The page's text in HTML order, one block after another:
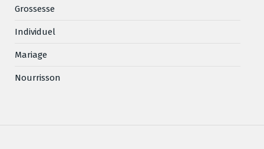
Grossesse
Individuel
Mariage
Nourrisson